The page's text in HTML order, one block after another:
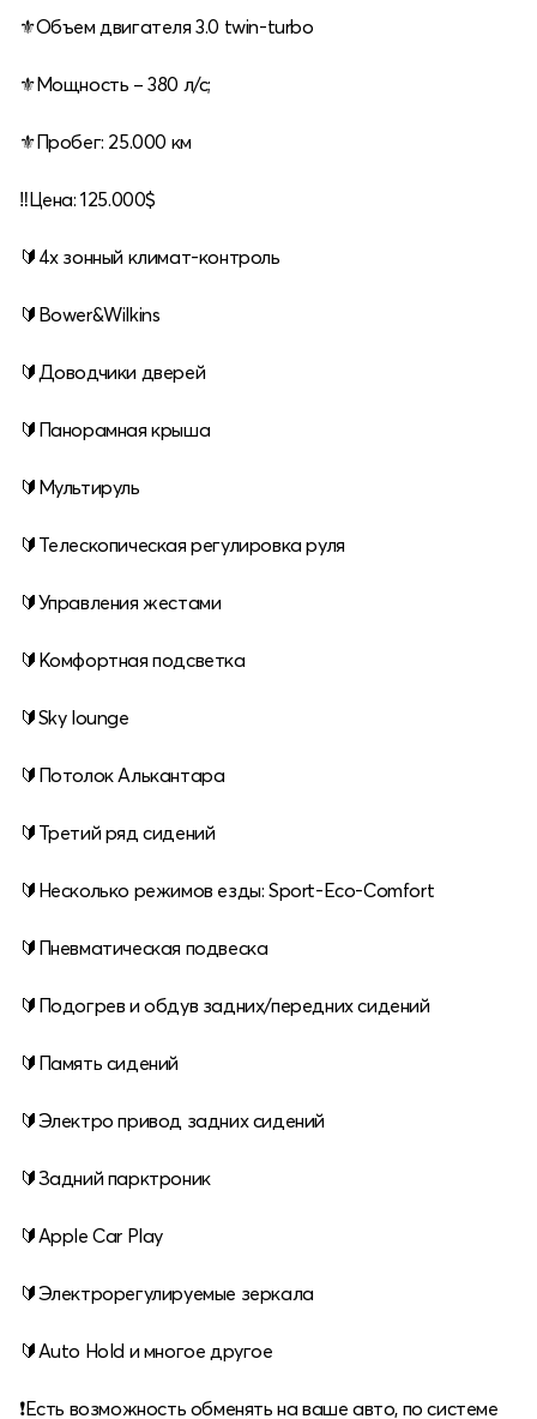
⚜️Объем двигателя 3.0 twin-turbo
⚜️Мощность – 380 л/с;
⚜️Пробег: 25.000 км
‼️Цена: 125.000$
🔰4х зонный климат-контроль
🔰Bower&Wilkins
🔰Доводчики дверей
🔰Панорамная крыша
🔰Мультируль
🔰Телескопическая регулировка руля
🔰Управления жестами
🔰Комфортная подсветка
🔰Sky lounge
🔰Потолок Алькантара
🔰Третий ряд сидений
🔰Несколько режимов езды: Sport-Eco-Comfort
🔰Пневматическая подвеска
🔰Подогрев и обдув задних/передних сидений
🔰Память сидений
🔰Электро привод задних сидений
🔰Задний парктроник
🔰Apple Car Play
🔰Электрорегулируемые зеркала
🔰Auto Hold и многое другое
❗️Есть возможность обменять на ваше авто, по системе